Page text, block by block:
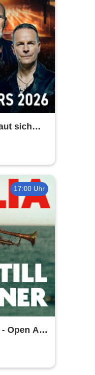
sich
Air
17:00 Uhr
Open Air